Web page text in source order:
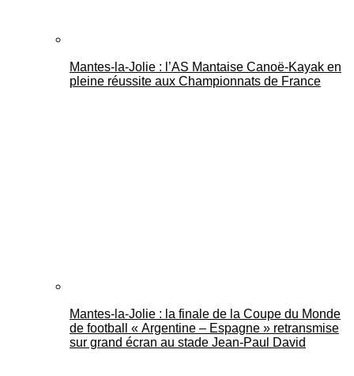
Mantes-la-Jolie : l’AS Mantaise Canoë‑Kayak en
pleine réussite aux Championnats de France
Mantes-la-Jolie : la finale de la Coupe du Monde
de football « Argentine – Espagne » retransmise
sur grand écran au stade Jean-Paul David